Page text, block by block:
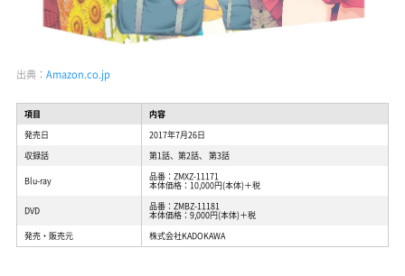
出典： Amazon.co.jp
項目
内容
発売日
2017年7月26日
収録話
第1話、第2話、 第3話
Blu-ray 品番：ZMXZ-11171
本体価格：10,000円(本体)＋税
DVD 品番：ZMBZ-11181
本体価格：9,000円(本体)＋税
発売・販売元
株式会社KADOKAWA